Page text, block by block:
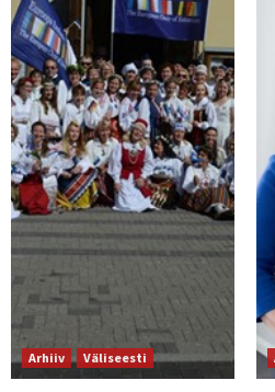
Arhiiv Väliseesti